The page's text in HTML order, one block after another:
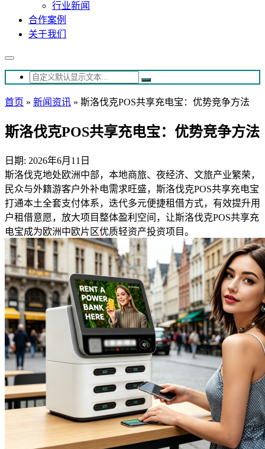
行业新闻
合作案例
关于我们
首页 » 新闻资讯 » 斯洛伐克POS共享充电宝：优势竞争方法
斯洛伐克POS共享充电宝：优势竞争方法
日期: 2026年6月11日
斯洛伐克地处欧洲中部，本地商旅、夜经济、文旅产业繁荣，
民众与外籍游客户外补电需求旺盛，斯洛伐克POS共享充电宝
打通本土全套支付体系，迭代多元便捷租借方式，有效提升用
户租借意愿，放大项目整体盈利空间，让斯洛伐克POS共享充
电宝成为欧洲中欧片区优质轻资产投资项目。